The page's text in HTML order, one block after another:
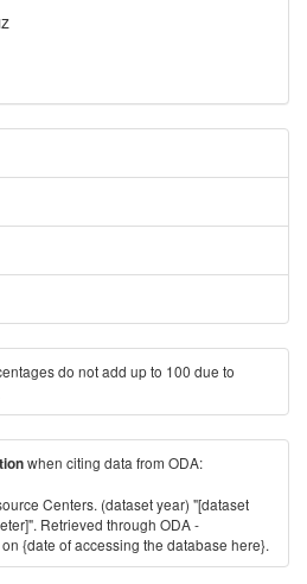
do not add up to 100 due to
when citing data from ODA:
Centers. (dataset year) "[dataset
Retrieved through ODA -
on {date of accessing the database here}.